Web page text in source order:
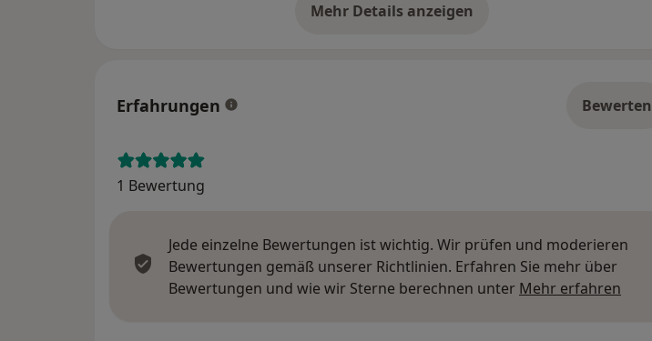
Mehr Details anzeigen
über die Adresse
Erfahrungen Bewerten
1 Bewertung
Jede einzelne Bewertungen ist wichtig. Wir prüfen und moderieren
Bewertungen gemäß unserer Richtlinien. Erfahren Sie mehr über
Bewertungen und wie wir Sterne berechnen unter Mehr erfahren